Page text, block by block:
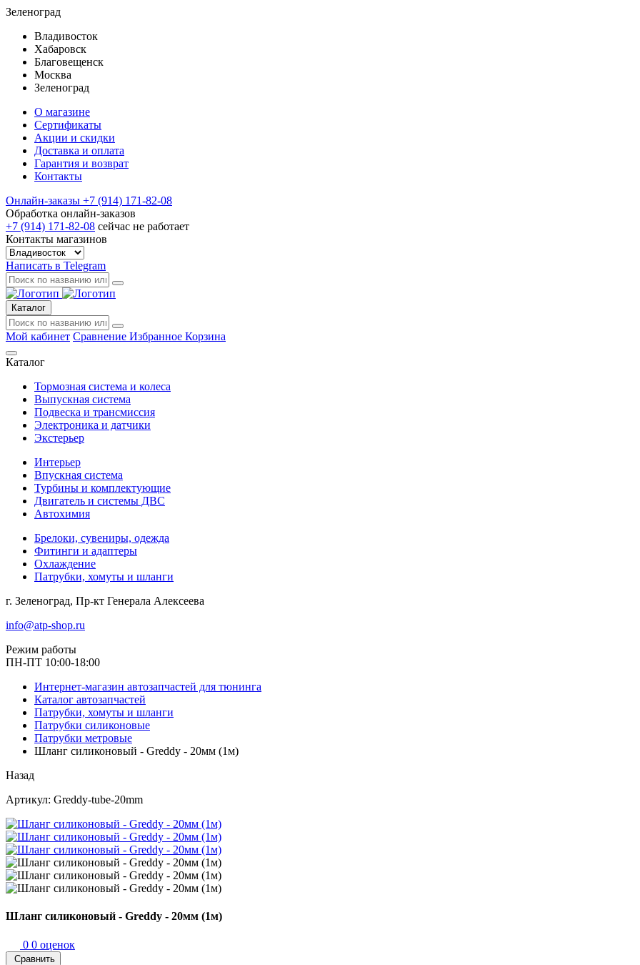
Зеленоград
Владивосток
Хабаровск
Благовещенск
Москва
Зеленоград
О магазине
Сертификаты
Акции и скидки
Доставка и оплата
Гарантия и возврат
Контакты
Онлайн-заказы +7 (914) 171-82-08
Обработка онлайн-заказов
+7 (914) 171-82-08 сейчас не работает
Контакты магазинов
Написать в Telegram
Каталог
Мой кабинет Сравнение Избранное Корзина
Каталог
Тормозная система и колеса
Выпускная система
Подвеска и трансмиссия
Электроника и датчики
Экстерьер
Интерьер
Впускная система
Турбины и комплектующие
Двигатель и системы ДВС
Автохимия
Брелоки, сувениры, одежда
Фитинги и адаптеры
Охлаждение
Патрубки, хомуты и шланги
г. Зеленоград, Пр-кт Генерала Алексеева
info@atp-shop.ru
Режим работы
ПН-ПТ 10:00-18:00
Интернет-магазин автозапчастей для тюнинга
Каталог автозапчастей
Патрубки, хомуты и шланги
Патрубки силиконовые
Патрубки метровые
Шланг силиконовый - Greddy - 20мм (1м)
Назад
Артикул: Greddy-tube-20mm
Шланг силиконовый - Greddy - 20мм (1м)
0 0 оценок
Сравнить